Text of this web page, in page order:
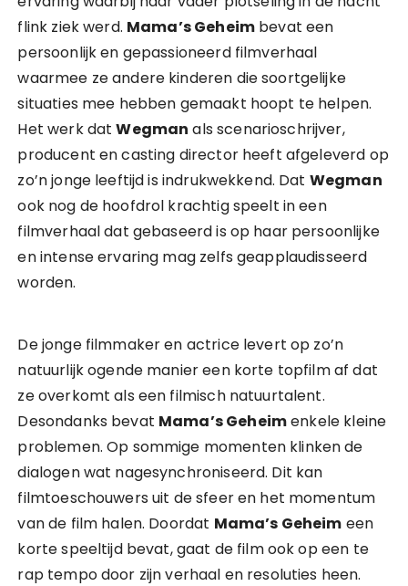
flink ziek werd. Mama’s Geheim bevat een
persoonlijk en gepassioneerd filmverhaal
waarmee ze andere kinderen die soortgelijke
situaties mee hebben gemaakt hoopt te helpen.
Het werk datWegman als scenarioschrijver,
producent en casting director heeft afgeleverd op
zo’n jonge leeftijd is indrukwekkend. Dat Wegman
ook nog de hoofdrol krachtig speelt in een
filmverhaal dat gebaseerd is op haar persoonlijke
en intense ervaring mag zelfs geapplaudisseerd
worden.
De jonge filmmaker en actrice levert op zo’n
natuurlijk ogende manier een korte topfilm af dat
ze overkomt als een filmisch natuurtalent.
Desondanks bevat Mama’s Geheimenkele kleine
problemen. Op sommige momenten klinken de
dialogen wat nagesynchroniseerd. Dit kan
filmtoeschouwers uit de sfeer en het momentum
van de film halen. Doordat Mama’s Geheim een
korte speeltijd bevat, gaat de film ook op een te
rap tempo door zijn verhaal en resoluties heen.